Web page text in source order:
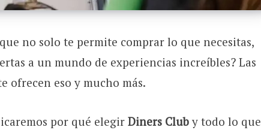
no solo te permite comprar lo que necesitas,
a un mundo de experiencias increíbles? Las
ofrecen eso y mucho más.
por qué elegir Diners Cluby todo lo que